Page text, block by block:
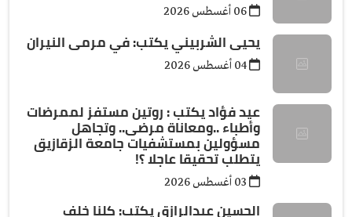
يحيى الشربيني يكتب: في مرمى النيران
عيد فؤاد يكتب : روتين مستفز لممرضات
وأطباء ..ومعاناة مرضى.. وتجاهل
مسؤولين بمستشفيات جامعة الزقازيق
يتطلب تحقيقا عاجلا ؟!
الحسين عبدالرازق يكتب: كلنا خلف